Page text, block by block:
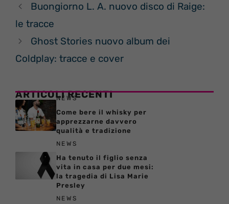
Buongiorno L. A. nuovo disco di Raige:
le tracce
Ghost Stories nuovo album dei
Coldplay: tracce e cover
ARTICOLI RECENTI
NEWS
Come bere il whisky per
apprezzarne davvero
qualità e tradizione
NEWS
Ha tenuto il figlio senza
vita in casa per due mesi:
la tragedia di Lisa Marie
Presley
NEWS